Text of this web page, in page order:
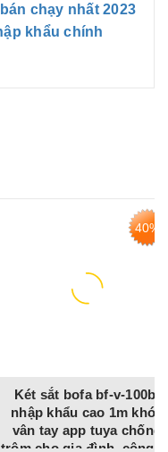
chạy nhất 2023
khẩu chính
40%
Két sắt bofa bf-v-100bj
khẩu cao 1m khóa
tay app tuya chống
cho gia đình, công ty,